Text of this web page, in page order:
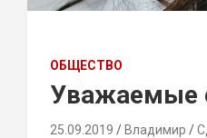
ОБЩЕСТВО
Уважаемые
25.09.2019 Владимир